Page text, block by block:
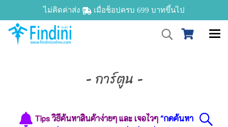
ไม่คิดค่าส่ง เมื่อช็อปครบ 699 บาทขึ้นไป
- การ์ตูน -
Tips วิธีค้นหาสินค้าง่ายๆ และ เจอไวๆ"กดค้นหา